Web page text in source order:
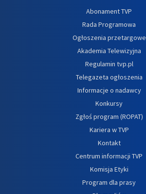
Abonament TVP
Rada Programowa
Ogłoszenia przetargowe
Akademia Telewizyjna
Regulamin tvp.pl
Telegazeta ogłoszenia
Informacje o nadawcy
Konkursy
Zgłoś program (ROPAT)
Kariera w TVP
Kontakt
Centrum informacji TVP
Komisja Etyki
Program dla prasy